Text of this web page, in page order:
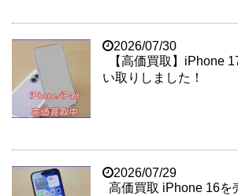
2026/07/30
【高価買取】iPhone
い取りしました！
2026/07/29
高価買取 iPhone 16を